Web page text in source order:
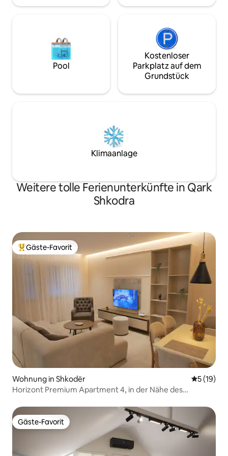
Pool
Kostenloser
Parkplatz auf dem
Grundstück
Klimaanlage
Weitere tolle Ferienunterkünfte in Qark
Shkodra
Beliebter Gäste-Favorit.
Gäste-Favorit
Wohnung in Shkodër
5 (19)
Horizont Premium Apartment 4, in der Nähe des
Gäste-Favorit
Gäste-Favorit